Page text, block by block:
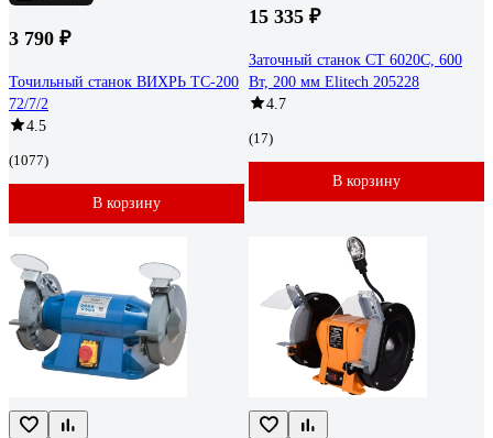
3 790 ₽
Точильный станок ВИХРЬ ТС-200
72/7/2
4.5
(1077)
В корзину
15 335 ₽
Заточный станок СТ 6020С, 600
Вт, 200 мм Elitech 205228
4.7
(17)
В корзину